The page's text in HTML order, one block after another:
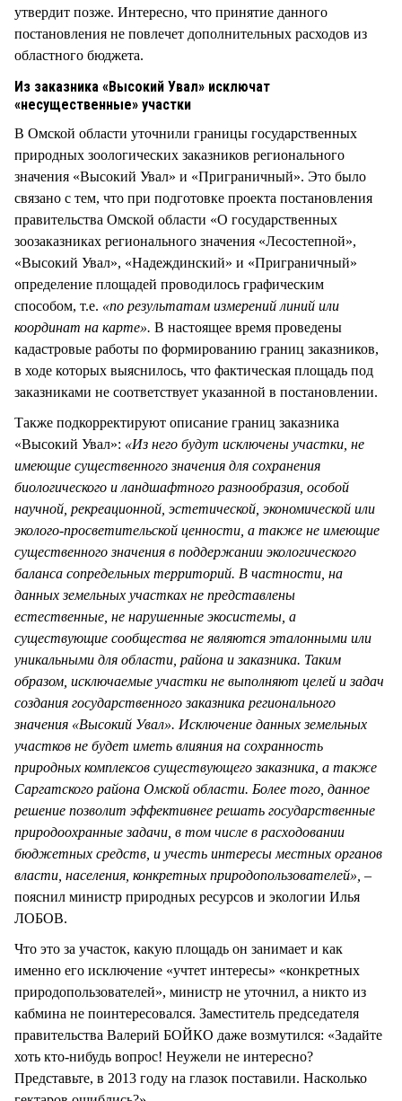
утвердит позже. Интересно, что принятие данного
постановления не повлечет дополнительных расходов из
областного бюджета.
Из заказника «Высокий Увал» исключат
«несущественные» участки
В Омской области уточнили границы государственных
природных зоологических заказников регионального
значения «Высокий Увал» и «Приграничный». Это было
связано с тем, что при подготовке проекта постановления
правительства Омской области «О государственных
зоозаказниках регионального значения «Лесостепной»,
«Высокий Увал», «Надеждинский» и «Приграничный»
определение площадей проводилось графическим
способом, т.е. «по результатам измерений линий или
координат на карте». В настоящее время проведены
кадастровые работы по формированию границ заказников,
в ходе которых выяснилось, что фактическая площадь под
заказниками не соответствует указанной в постановлении.
Также подкорректируют описание границ заказника
«Высокий Увал»: «Из него будут исключены участки, не
имеющие существенного значения для сохранения
биологического и ландшафтного разнообразия, особой
научной, рекреационной, эстетической, экономической или
эколого-просветительской ценности, а также не имеющие
существенного значения в поддержании экологического
баланса сопредельных территорий. В частности, на
данных земельных участках не представлены
естественные, не нарушенные экосистемы, а
существующие сообщества не являются эталонными или
уникальными для области, района и заказника. Таким
образом, исключаемые участки не выполняют целей и задач
создания государственного заказника регионального
значения «Высокий Увал». Исключение данных земельных
участков не будет иметь влияния на сохранность
природных комплексов существующего заказника, а также
Саргатского района Омской области. Более того, данное
решение позволит эффективнее решать государственные
природоохранные задачи, в том числе в расходовании
бюджетных средств, и учесть интересы местных органов
власти, населения, конкретных природопользователей», –
пояснил министр природных ресурсов и экологии Илья
ЛОБОВ.
Что это за участок, какую площадь он занимает и как
именно его исключение «учтет интересы» «конкретных
природопользователей», министр не уточнил, а никто из
кабмина не поинтересовался. Заместитель председателя
правительства Валерий БОЙКО даже возмутился: «Задайте
хоть кто-нибудь вопрос! Неужели не интересно?
Представьте, в 2013 году на глазок поставили. Насколько